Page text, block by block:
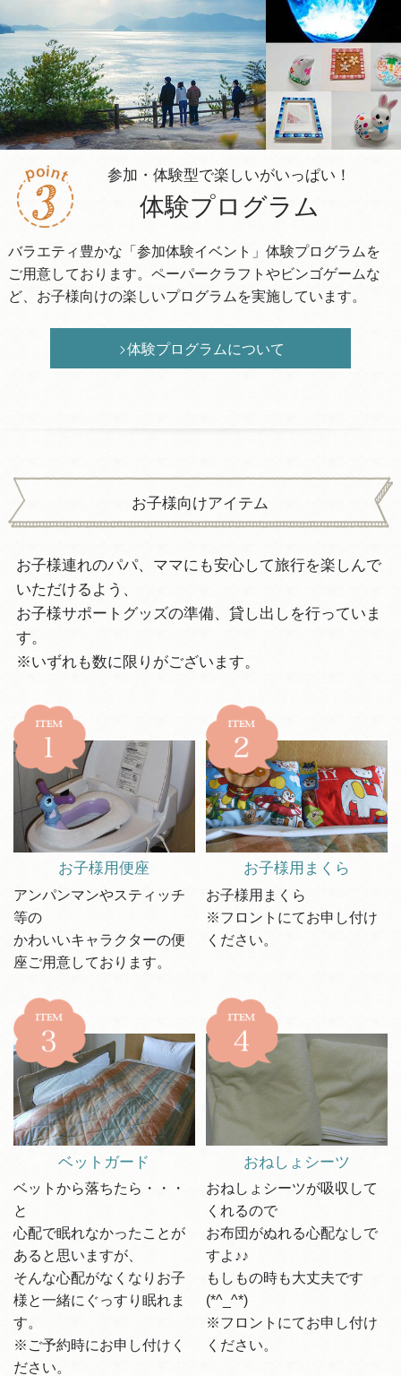
参加・体験型で楽しいがいっぱい！
体験プログラム
バラエティ豊かな「参加体験イベント」体験プログラムを
ご用意しております。ペーパークラフトやビンゴゲームな
ど、お子様向けの楽しいプログラムを実施しています。
体験プログラムについて
お子様向けアイテム
お子様連れのパパ、ママにも安心して旅行を楽しんで
いただけるよう、
お子様サポートグッズの準備、貸し出しを行っていま
す。
※いずれも数に限りがございます。
お子様用便座
アンパンマンやスティッチ
等の
かわいいキャラクターの便
座ご用意しております。
お子様用まくら
お子様用まくら
※フロントにてお申し付け
ください。
ベットガード
ベットから落ちたら・・・
と
心配で眠れなかったことが
あると思いますが、
そんな心配がなくなりお子
様と一緒にぐっすり眠れま
す。
※ご予約時にお申し付けく
ださい。
おねしょシーツ
おねしょシーツが吸収して
くれるので
お布団がぬれる心配なしで
すよ♪♪
もしもの時も大丈夫です
(*^_^*)
※フロントにてお申し付け
ください。